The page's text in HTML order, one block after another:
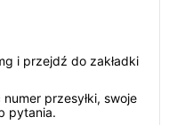
i przejdź do zakładki
przesyłki, swoje
pytania.